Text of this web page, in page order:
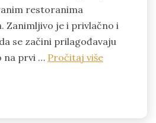
restoranima
Zanimljivo je i privlačno i
se začini prilagođavaju
na prvi … Pročitaj više